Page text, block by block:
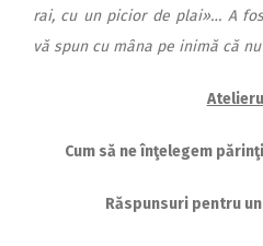
rai, cu un picior de plai»… A
vă spun cu mâna pe inimă că
Cum să ne înţelegem
Răspunsuri pentru